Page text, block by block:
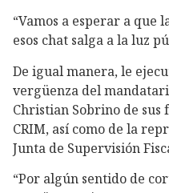
“Vamos a esperar a que
esos chat salga a la luz
De igual manera, le
vergüenza del
Christian Sobrino de sus
CRIM, así como de la
Junta de Supervisión
“Por algún sentido de